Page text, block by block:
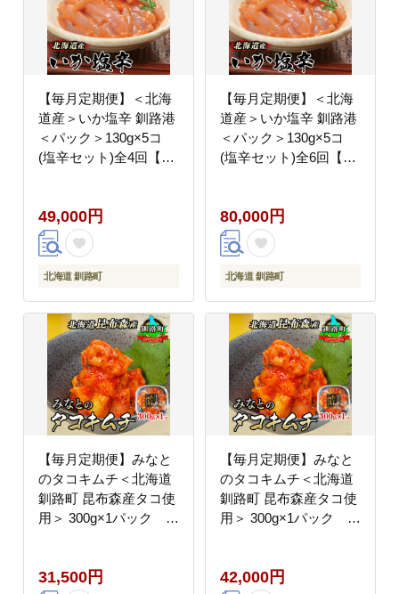
【毎月定期便】＜北海
道産＞いか塩辛 釧路港
＜パック＞130g×5コ
(塩辛セット)全4回【配
49,000円
北海道 釧路町
【毎月定期便】＜北海
道産＞いか塩辛 釧路港
＜パック＞130g×5コ
(塩辛セット)全6回【配
80,000円
北海道 釧路町
【毎月定期便】みなと
のタコキムチ＜北海道
釧路町 昆布森産タコ使
用＞ 300g×1パック 全
31,500円
【毎月定期便】みなと
のタコキムチ＜北海道
釧路町 昆布森産タコ使
用＞ 300g×1パック 全
42,000円